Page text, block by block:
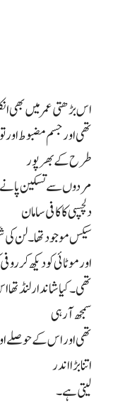
اس بڑھتی عمر میں
تھی اور جسم مضبوط اور
طرح کے بھرپور
مردوں سے تسکین پانے
دلچسپی کا کافی سامان
سیکس موجود تھا۔ لن
اور موٹائی کو دیکھ کر
تھی۔ کیا شاندار لنڈ
سمجھ آ رہی
تھی اور اس کے حوصلے
اتنا بڑا اندر
لیتی ہے۔